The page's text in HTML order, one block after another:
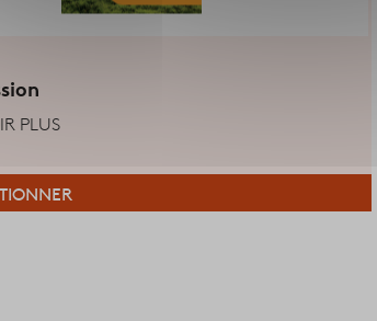
PLUS